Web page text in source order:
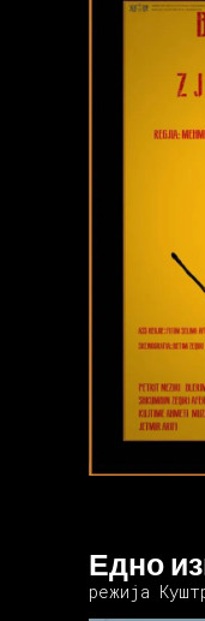
Едно
режија